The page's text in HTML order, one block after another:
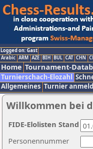
Logged on: Gast
Arabic ARM AZE BIH BUL CAT CHN
Home Tournament-
Turnierschach-Elozahl
Allgemeines Turnier
Willkommen bei
Personennummer
FIDE-Elolisten Stand